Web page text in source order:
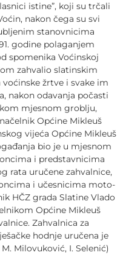
istine”, koji su trčali
nakon čega su svi
stanovnicima
godine polaganjem
spomenika Voćinskoj
zahvalio slatinskim
žrtve i svake im
nakon odavanja počasti
mjesnom groblju,
Općine Mikleuš
vijeća Općine Mikleuš
bio je u mjesnom
i predstavnicima
rata uručene zahvalnice,
i učesnicima moto-
HČZ grada Slatine Vlado
Općine Mikleuš
Zahvalnica za
hodnje uručena je
Milovuković, I. Selenić)